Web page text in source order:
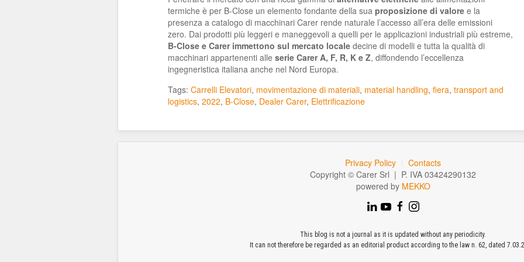
termiche è per B-Close un elemento fondante della sua proposizione di valore e la
presenza a catalogo di macchinari Carer rende naturale l’accesso all’era delle emissioni
zero. Dai prodotti più leggeri e maneggevoli a quelli per le applicazioni industriali più estreme,
B-Close e Carer immettono sul mercato locale decine di modelli e tutta la qualità di
macchinari appartenenti alle serie Carer A, F, R, K e Z, diffondendo l’eccellenza
ingegneristica italiana anche nel Nord Europa.
Tags: Carrelli Elevatori, movimentazione di materiali, material handling, fiera, transport and
logistics, 2022, B-Close, Dealer Carer, Elettrificazione
Privacy Policy
Contacts
Copyright © Carer Srl | P. IVA 03424290132
powered by MEKKO
This blog is not a journal as it is updated without any periodicity.
It can not therefore be regarded as an editorial product according to the law n. 62, dated